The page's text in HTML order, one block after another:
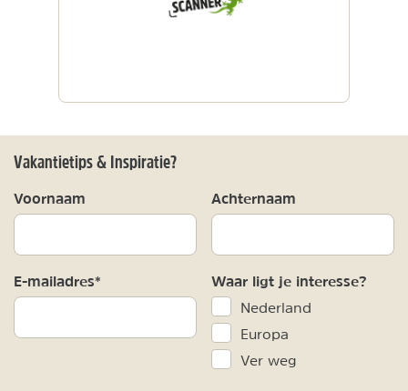
Vakantietips & Inspiratie?
Voornaam Achternaam
E-mailadres* Waar ligt je interesse?
Nederland
Europa
Ver weg